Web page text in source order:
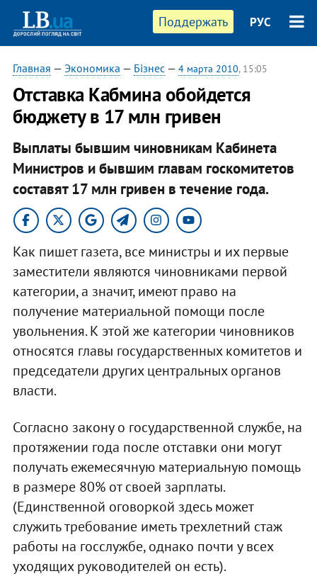
Поддержать РУС
Главная — Экономика — Бізнес— 4 марта 2010, 15:05
Отставка Кабмина обойдется
бюджету в 17 млн гривен
Выплаты бывшим чиновникам Кабинета
Министров и бывшим главам госкомитетов
составят 17 млн гривен в течение года.
Как пишет газета, все министры и их первые
заместители являются чиновниками первой
категории, а значит, имеют право на
получение материальной помощи после
увольнения. К этой же категории чиновников
относятся главы государственных комитетов и
председатели других центральных органов
власти.
Согласно закону о государственной службе, на
протяжении года после отставки они могут
получать ежемесячную материальную помощь
в размере 80% от своей зарплаты.
(Единственной оговоркой здесь может
служить требование иметь трехлетний стаж
работы на госслужбе, однако почти у всех
уходящих руководителей он есть).